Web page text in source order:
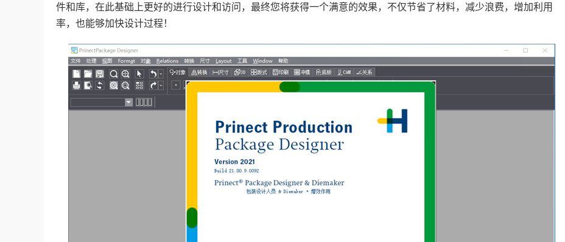
件和库，在此基础上更好的进行设计和访问，最终您将获得一个满意的效果，不仅节省了材料，减少浪费，增加利用
率，也能够加快设计过程！